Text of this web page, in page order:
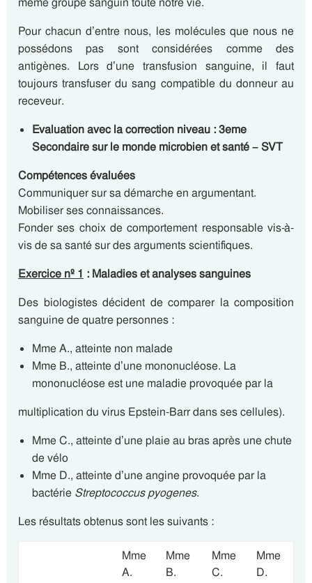
Pour chacun d’entre nous, les molécules que nous ne
possédons pas sont considérées comme des
antigènes. Lors d’une transfusion sanguine, il faut
toujours transfuser du sang compatible du donneur au
receveur.
Evaluation avec la correction niveau : 3eme
Secondaire sur le monde microbien et santé – SVT
Compétences évaluées
Communiquer sur sa démarche en argumentant.
Mobiliser ses connaissances.
Fonder ses choix de comportement responsable vis-à-
vis de sa santé sur des arguments scientifiques.
Exercice nº 1 : Maladies et analyses sanguines
Des biologistes décident de comparer la composition
sanguine de quatre personnes :
Mme A., atteinte non malade
Mme B., atteinte d’une mononucléose. La
mononucléose est une maladie provoquée par la
multiplication du virus Epstein-Barr dans ses cellules).
Mme C., atteinte d’une plaie au bras après une chute
de vélo
Mme D., atteinte d’une angine provoquée par la
bactérie Streptococcus pyogenes.
Les résultats obtenus sont les suivants :
Mme
A.
Mme
B.
Mme
C.
Mme
D.